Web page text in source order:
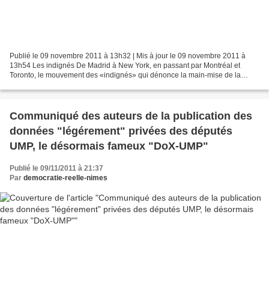
Publié le 09 novembre 2011 à 13h32 | Mis à jour le 09 novembre 2011 à
13h54 Les indignés De Madrid à New York, en passant par Montréal et
Toronto, le mouvement des «indignés» qui dénonce la main-mise de la
Communiqué des auteurs de la publication des
données "légérement" privées des députés
UMP, le désormais fameux "DoX-UMP"
Publié le 09/11/2011 à 21:37
Par democratie-reelle-nimes